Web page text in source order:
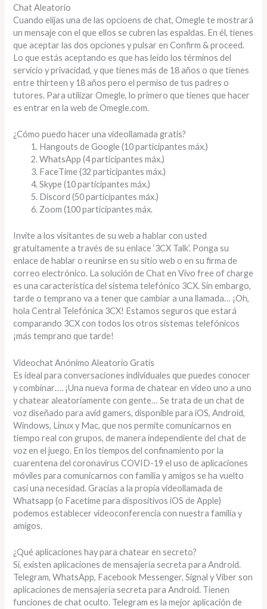
Chat Aleatorio
Cuando elijas una de las opcioens de chat, Omegle te mostrará
un mensaje con el que ellos se cubren las espaldas. En él, tienes
que aceptar las dos opciones y pulsar en Confirm & proceed.
Lo que estás aceptando es que has leído los términos del
servicio y privacidad, y que tienes más de 18 años o que tienes
entre thirteen y 18 años pero el permiso de tus padres o
tutores. Para utilizar Omegle, lo primero que tienes que hacer
es entrar en la web de Omegle.com.
¿Cómo puedo hacer una videollamada gratis?
Hangouts de Google (10 participantes máx.)
WhatsApp (4 participantes máx.)
FaceTime (32 participantes máx.)
Skype (10 participantes máx.)
Discord (50 participantes máx.)
Zoom (100 participantes máx.
Invite a los visitantes de su web a hablar con usted
gratuitamente a través de su enlace ‘3CX Talk’. Ponga su
enlace de hablar o reunirse en su sitio web o en su firma de
correo electrónico. La solución de Chat en Vivo free of charge
es una característica del sistema telefónico 3CX. Sin embargo,
tarde o temprano va a tener que cambiar a una llamada… ¡Oh,
hola Central Telefónica 3CX! Estamos seguros que estará
comparando 3CX con todos los otros sistemas telefónicos
¡más temprano que tarde!
Videochat Anónimo Aleatorio Gratis
Es ideal para conversaciones individuales que puedes conocer
y combinar…. ¡Una nueva forma de chatear en video uno a uno
y chatear aleatoriamente con gente… Se trata de un chat de
voz diseñado para avid gamers, disponible para iOS, Android,
Windows, Linux y Mac, que nos permite comunicarnos en
tiempo real con grupos, de manera independiente del chat de
voz en el juego. En los tiempos del confinamiento por la
cuarentena del coronavirus COVID-19 el uso de aplicaciones
móviles para comunicarnos con familia y amigos se ha vuelto
casi una necesidad. Gracias a la propia videollamada de
Whatsapp (o Facetime para dispositivos iOS de Apple)
podemos establecer videoconferencia con nuestra familia y
amigos.
¿Qué aplicaciones hay para chatear en secreto?
Sí, existen aplicaciones de mensajería secreta para Android.
Telegram, WhatsApp, Facebook Messenger, Signal y Viber son
aplicaciones de mensajería secreta para Android. Tienen
funciones de chat oculto. Telegram es la mejor aplicación de